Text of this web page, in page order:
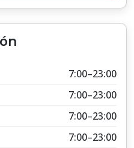
7:00–23:00
7:00–23:00
7:00–23:00
7:00–23:00